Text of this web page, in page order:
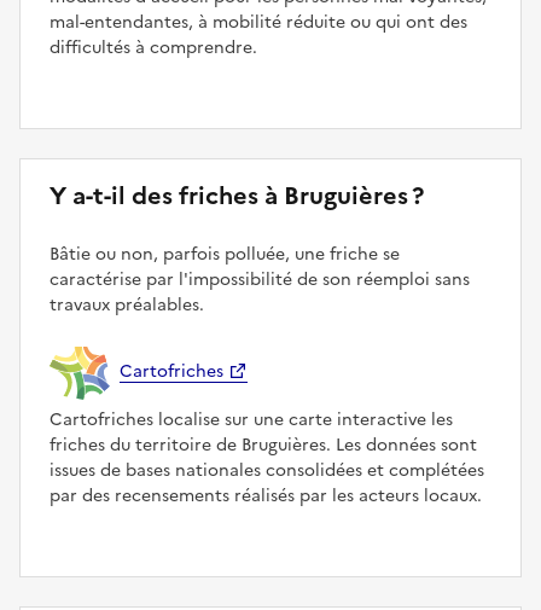
mal-entendantes, à mobilité réduite ou qui ont des
difficultés à comprendre.
Y a-t-il des friches à Bruguières ?
Bâtie ou non, parfois polluée, une friche se
caractérise par l'impossibilité de son réemploi sans
travaux préalables.
Cartofriches
Cartofriches localise sur une carte interactive les
friches du territoire de Bruguières. Les données sont
issues de bases nationales consolidées et complétées
par des recensements réalisés par les acteurs locaux.